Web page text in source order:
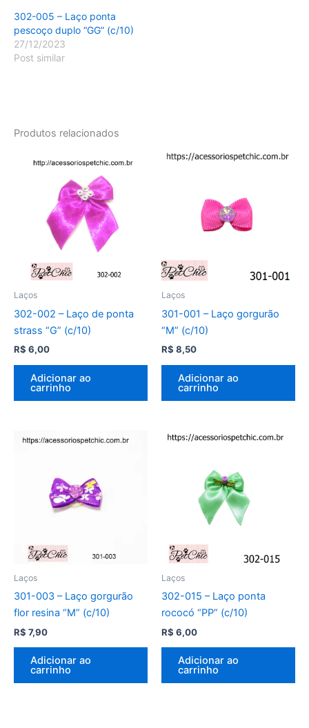
302-005 – Laço ponta
pescoço duplo “GG” (c/10)
27/12/2023
Post similar
Produtos relacionados
Laços
302-002 – Laço de ponta
strass “G” (c/10)
R$ 6,00
Adicionar ao
carrinho
Laços
301-001 – Laço gorgurão
“M” (c/10)
R$ 8,50
Adicionar ao
carrinho
Laços
301-003 – Laço gorgurão
flor resina “M” (c/10)
R$ 7,90
Adicionar ao
carrinho
Laços
302-015 – Laço ponta
rococó “PP” (c/10)
R$ 6,00
Adicionar ao
carrinho